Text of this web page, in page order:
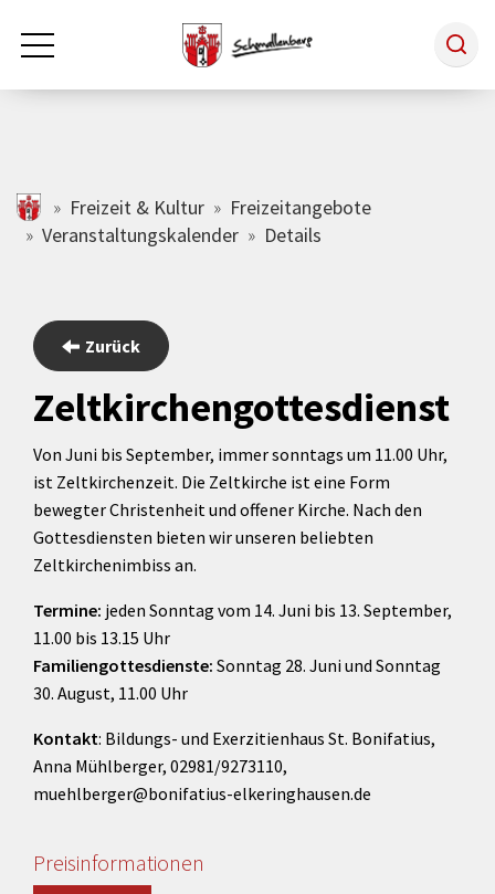
Zum Hauptinhalt springen
Rathaus & Politik
Tourismus
Freizeit & Kultur
Wirtschaft
schmallenberg.de
Freizeit & Kultur
Freizeitangebote
Veranstaltungskalender
Details
Zurück
Zeltkirchengottesdienst
Von Juni bis September, immer sonntags um 11.00 Uhr,
ist Zeltkirchenzeit. Die Zeltkirche ist eine Form
bewegter Christenheit und offener Kirche. Nach den
Gottesdiensten bieten wir unseren beliebten
Zeltkirchenimbiss an.
Termine: jeden Sonntag vom 14. Juni bis 13. September,
11.00 bis 13.15 Uhr
Familiengottesdienste: Sonntag 28. Juni und Sonntag
30. August, 11.00 Uhr
Kontakt: Bildungs- und Exerzitienhaus St. Bonifatius,
Anna Mühlberger, 02981/9273110,
muehlberger@bonifatius-elkeringhausen.de
Preisinformationen